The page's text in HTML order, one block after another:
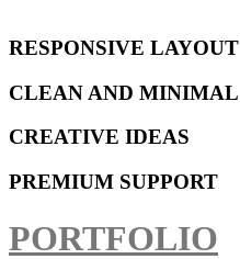
RESPONSIVE LAYOUT
CLEAN AND MINIMAL
CREATIVE IDEAS
PREMIUM SUPPORT
PORTFOLIO